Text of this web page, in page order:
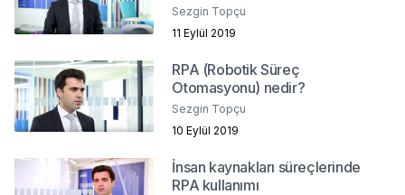
Sezgin Topçu
11 Eylül 2019
RPA (Robotik Süreç
Otomasyonu) nedir?
Sezgin Topçu
10 Eylül 2019
İnsan kaynakları süreçlerinde
RPA kullanımı